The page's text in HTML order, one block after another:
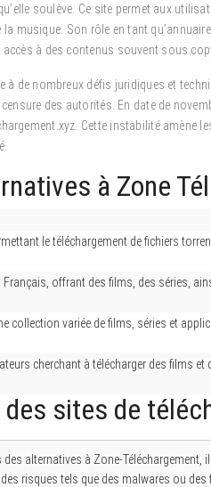
soulève. Ce site permet aux
musique. Son rôle en tant
à des contenus souvent sous
à de nombreux défis juridiques et
des autorités. En date de
Cette instabilité amène
à Zone
le téléchargement de fichiers
offrant des films, des séries,
collection variée de films, séries et
cherchant à télécharger des films et
sites de
alternatives à Zone-Téléchargement,
risques tels que des malwares ou